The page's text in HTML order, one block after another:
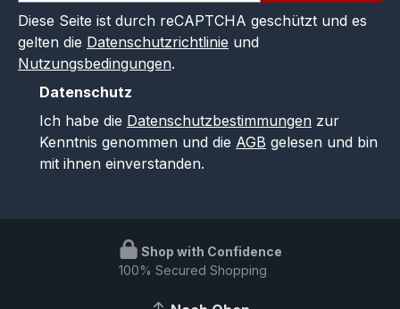
Diese Seite ist durch reCAPTCHA geschützt und es
gelten die Datenschutzrichtlinie und
Nutzungsbedingungen.
Datenschutz
Ich habe die Datenschutzbestimmungen zur
Kenntnis genommen und die AGB gelesen und bin
mit ihnen einverstanden.
Shop with Confidence
100% Secured Shopping